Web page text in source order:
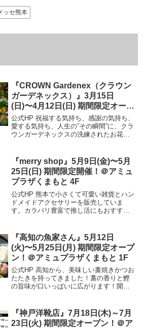
ッセ熊本
『CROWN Gardenex（クラウン
ガーデネックス）』3月15日
(日)〜4月12日(日) 期間限定オープ
ン！＠アミュプラザくまもと 1F
公式HP 祝福する気持ち、感謝の気持ち、
愛する気持ち、人生の”その瞬間”に、クラ
ウンガーデネックスの洗練されたお花た
『merry shop』5月9日(金)〜5月
25日(日) 期間限定開催！＠アミュ
プラザくまもと 4F
公式HP 熊本で小さくて可愛い雑貨とハン
ドメイドアクセサリーを販売していま
す。カラバリ豊富で推し活にもおすすめ
『高知の魚家さん』5月12日
(火)〜5月25日(月) 期間限定オープ
ン！＠アミュプラザくまもと 1F
公式HP 高知から、美味しい藁焼きかつお
たたきを持ってきました！藁の香りと鰹
の旨味が口いっぱいに広がります！開催
『神戸洋靴店』7月18日(木)～7月
23日(火) 期間限定オープン！＠ア